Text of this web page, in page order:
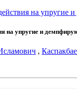
на упругие
на упругие и
,